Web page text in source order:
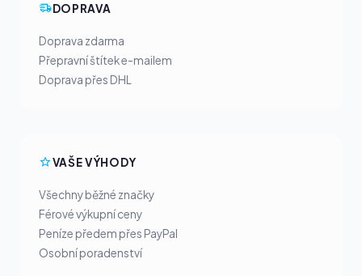
DOPRAVA
Doprava zdarma
Přepravní štítek e-mailem
Doprava přes DHL
VAŠE VÝHODY
Všechny běžné značky
Férové výkupní ceny
Peníze předem přes PayPal
Osobní poradenství